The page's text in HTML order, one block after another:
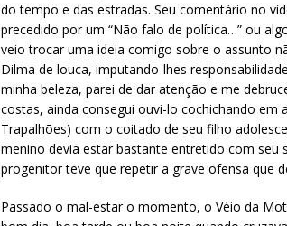
do tempo e das estradas. Seu comentário no
precedido por um “Não falo de política…” ou
veio trocar uma ideia comigo sobre o assunto
Dilma de louca, imputando-lhes
minha beleza, parei de dar atenção e me
costas, ainda consegui ouvi-lo cochichando
Trapalhões) com o coitado de seu filho
menino devia estar bastante entretido com
progenitor teve que repetir a grave ofensa que
Passado o mal-estar o momento, o Véio da